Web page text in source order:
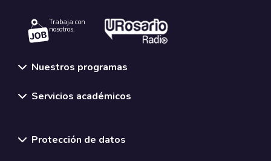
Trabaja con
nosotros.
Nuestros programas
Servicios académicos
Protección de datos